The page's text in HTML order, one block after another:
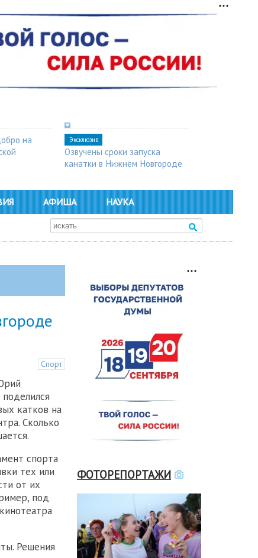
на
Эксклюзив
Озвучены сроки запуска
канатки в Нижнем Новгороде
АФИША НАУКА
Спорт
катков на
Сколько
спорта
тех или
от их
под
Решения
ФОТОРЕПОРТАЖИ